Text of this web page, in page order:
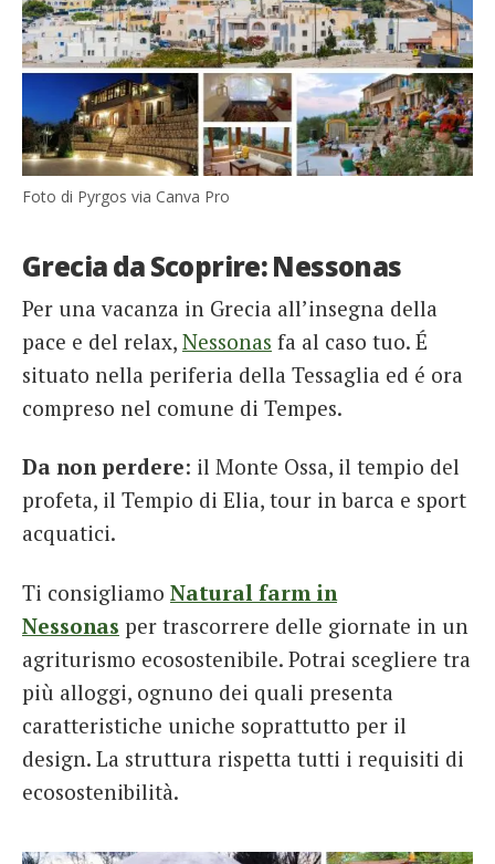
Foto di Pyrgos via Canva Pro
Grecia da Scoprire: Nessonas
Per una vacanza in Grecia all’insegna della
pace e del relax, Nessonas fa al caso tuo. É
situato nella periferia della Tessaglia ed é ora
compreso nel comune di Tempes.
Da non perdere: il Monte Ossa, il tempio del
profeta, il Tempio di Elia, tour in barca e sport
acquatici.
Ti consigliamo Natural farm in
Nessonas per trascorrere delle giornate in un
agriturismo ecosostenibile. Potrai scegliere tra
più alloggi, ognuno dei quali presenta
caratteristiche uniche soprattutto per il
design. La struttura rispetta tutti i requisiti di
ecosostenibilità.